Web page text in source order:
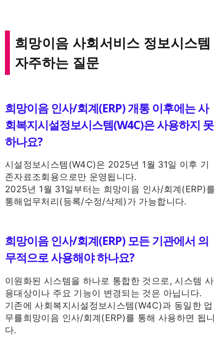
희망이음 사회서비스 정보시스템
자주하는 질문
희망이음 인사/회계(ERP) 개통 이후에는 사
회복지시설정보시스템(W4C)은 사용하지 못
하나요?
시설정보시스템(W4C)은 2025년 1월 31일 이후 기
존자료조회용으로만 운영됩니다.
2025년 1월 31일부터는 희망이음 인사/회계(ERP)를
통해업무처리(등록/수정/삭제)가 가능합니다.
희망이음 인사/회계(ERP) 모든 기관에서 의
무적으로 사용해야 하나요?
이원화된 시스템을 하나로 통합한 것으로, 시스템 사
용대상이나 주요 기능이 변경되는 것은 아닙니다.
기존에 사회복지시설정보시스템(W4C)과 동일한 업
무를희망이음 인사/회계(ERP)를 통해 사용하면 됩니
다.